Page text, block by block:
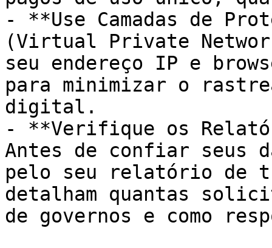
- **Use Camadas de
(Virtual Private
seu endereço IP e
para minimizar o
digital.
- **Verifique os
Antes de confiar seus
pelo seu relatório de
detalham quantas
de governos e como